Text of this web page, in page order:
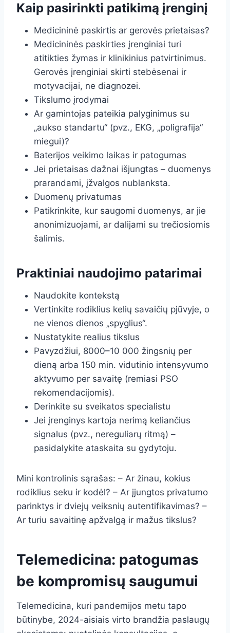
Kaip pasirinkti patikimą įrenginį
Medicininė paskirtis ar gerovės prietaisas?
Medicininės paskirties įrenginiai turi
atitikties žymas ir klinikinius patvirtinimus.
Gerovės įrenginiai skirti stebėsenai ir
motyvacijai, ne diagnozei.
Tikslumo įrodymai
Ar gamintojas pateikia palyginimus su
„aukso standartu“ (pvz., EKG, „poligrafija“
miegui)?
Baterijos veikimo laikas ir patogumas
Jei prietaisas dažnai išjungtas – duomenys
prarandami, įžvalgos nublanksta.
Duomenų privatumas
Patikrinkite, kur saugomi duomenys, ar jie
anonimizuojami, ar dalijami su trečiosiomis
šalimis.
Praktiniai naudojimo patarimai
Naudokite kontekstą
Vertinkite rodiklius kelių savaičių pjūvyje, o
ne vienos dienos „spyglius“.
Nustatykite realius tikslus
Pavyzdžiui, 8000–10 000 žingsnių per
dieną arba 150 min. vidutinio intensyvumo
aktyvumo per savaitę (remiasi PSO
rekomendacijomis).
Derinkite su sveikatos specialistu
Jei įrenginys kartoja nerimą keliančius
signalus (pvz., nereguliarų ritmą) –
pasidalykite ataskaita su gydytoju.
Mini kontrolinis sąrašas: – Ar žinau, kokius
rodiklius seku ir kodėl? – Ar įjungtos privatumo
parinktys ir dviejų veiksnių autentifikavimas? –
Ar turiu savaitinę apžvalgą ir mažus tikslus?
Telemedicina: patogumas
be kompromisų saugumui
Telemedicina, kuri pandemijos metu tapo
būtinybe, 2024-aisiais virto brandžia paslaugų